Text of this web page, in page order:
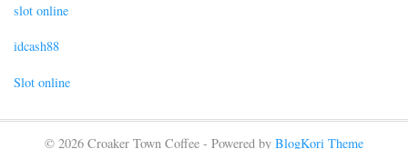
slot online
idcash88
Slot online
© 2026 Croaker Town Coffee - Powered by BlogKori Theme